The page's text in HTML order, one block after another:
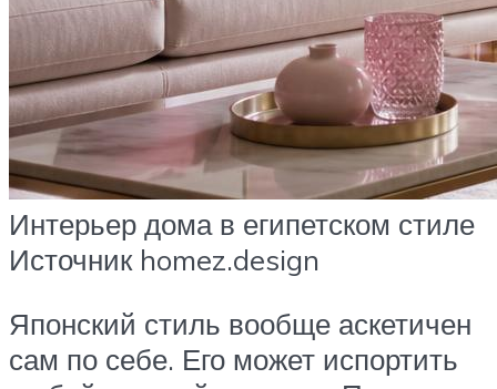
Интерьер дома в египетском стиле
Источник homez.design
Японский стиль вообще аскетичен
сам по себе. Его может испортить